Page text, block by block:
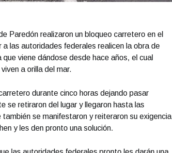
Paredón realizaron un bloqueo carretero en el
las autoridades federales realicen la obra de
viene dándose desde hace años, el cual
a orilla del mar.
durante cinco horas dejando pasar
se retiraron del lugar y llegaron hasta las
se manifestaron y reiteraron su exigencia
y les den pronto una solución.